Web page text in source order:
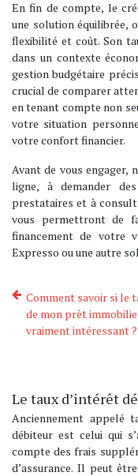
En fin de compte, le
une solution équilibrée,
flexibilité et coût. Son
dans un contexte
gestion budgétaire
crucial de comparer
en tenant compte non
votre situation
votre confort financier.
Avant de vous engager,
ligne, à demander
prestataires et à
vous permettront de
financement de votre
Expresso ou une autre
Comment savoir si le
de mon prêt
vraiment intéressant ?
Le taux d’intérêt
Anciennement appelé
débiteur est celui qui
compte des frais
d’assurance. Il peut